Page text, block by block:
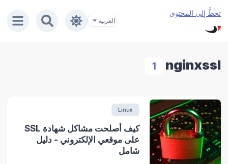
تخطَّ إلى المحتوى
nginxssl
1
Linux
كيف أصلحت مشاكل شهادة SSL
على موقعي الإلكتروني - دليل
شامل